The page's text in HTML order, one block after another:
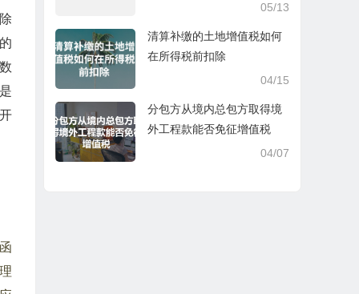
05/13
清算补缴的土地增值税如何
在所得税前扣除
04/15
分包方从境内总包方取得境
外工程款能否免征增值税
04/07